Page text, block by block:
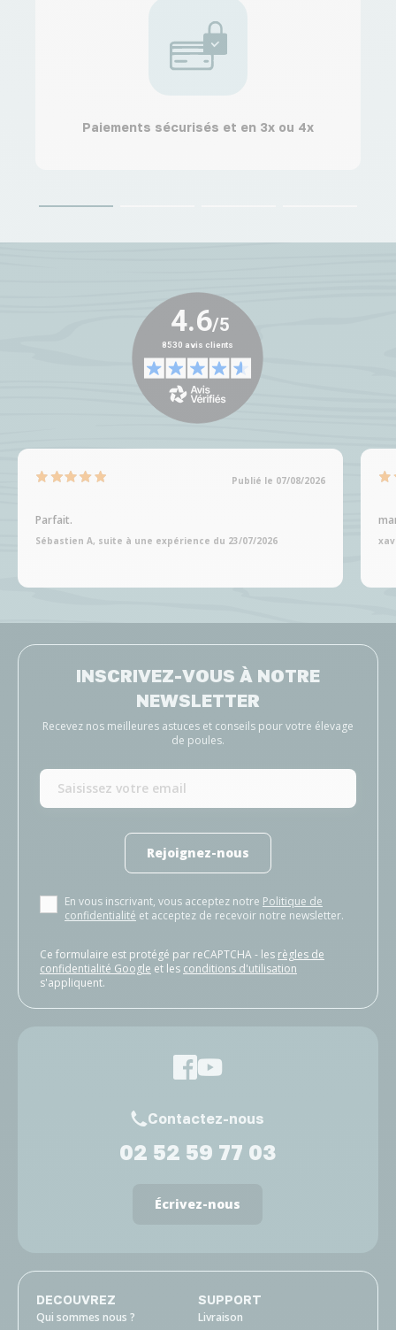
Paiements sécurisés et en 3x ou 4x
Publié le 07/08/2026
Parfait.
Sébastien A, suite à une expérience du 23/07/2026
INSCRIVEZ-VOUS À NOTRE
NEWSLETTER
Recevez nos meilleures astuces et conseils pour votre élevage
de poules.
Rejoignez-nous
En vous inscrivant, vous acceptez notre Politique de
confidentialité et acceptez de recevoir notre newsletter.
Ce formulaire est protégé par reCAPTCHA - les règles de
confidentialité Google et les conditions d'utilisation
s'appliquent.
Contactez-nous
02 52 59 77 03
Écrivez-nous
DECOUVREZ
Qui sommes nous ?
SUPPORT
Livraison